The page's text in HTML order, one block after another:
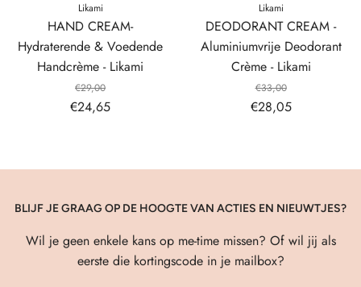
Likami
HAND CREAM-
Hydraterende & Voedende
Handcrème - Likami
€29,00
€24,65
Likami
DEODORANT CREAM -
Aluminiumvrije Deodorant
Crème - Likami
€33,00
€28,05
BLIJF JE GRAAG OP DE HOOGTE VAN ACTIES EN NIEUWTJES?
Wil je geen enkele kans op me-time missen? Of wil jij als
eerste die kortingscode in je mailbox?